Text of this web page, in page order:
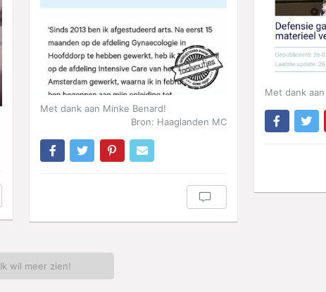
Met dank aan Minke Benard!
Bron: Haaglanden MC
Met dank
Ik wil meer zien!